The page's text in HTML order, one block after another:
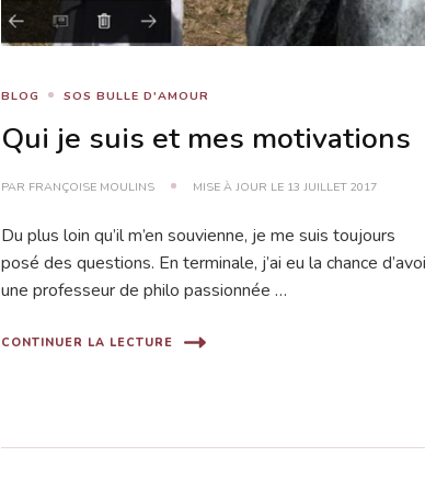
BLOG SOS BULLE D'AMOUR
Qui je suis et mes motivations
PAR FRANÇOISE MOULINS MISE À JOUR LE 13 JUILLET 2017
Du plus loin qu’il m’en souvienne, je me suis toujours
posé des questions. En terminale, j’ai eu la chance
une professeur de philo passionnée …
CONTINUER LA LECTURE